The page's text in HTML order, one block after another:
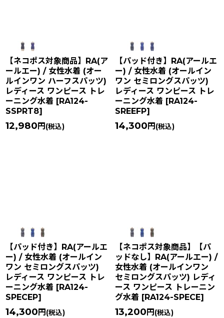
【ネコポス対象商品】RA(ア
ールエー) / 女性水着 (オー
ルインワン ハーフスパッツ)
レディース ワンピース トレ
ーニング水着 [RA124-
SSPRT8]
12,980 円 (税込)
【パッド付き】RA(アールエ
ー) / 女性水着 (オールイン
ワン セミロングスパッツ)
レディース ワンピース トレ
ーニング水着 [RA124-
SREEFP]
14,300 円 (税込)
【パッド付き】RA(アールエ
ー) / 女性水着 (オールイン
ワン セミロングスパッツ)
レディース ワンピース トレ
ーニング水着 [RA124-
SPECEP]
14,300 円 (税込)
【ネコポス対象商品】【パ
ッドなし】RA(アールエー) /
女性水着 (オールインワン
セミロングスパッツ) レディ
ース ワンピース トレーニン
グ水着 [RA124-SPECE]
13,200 円 (税込)